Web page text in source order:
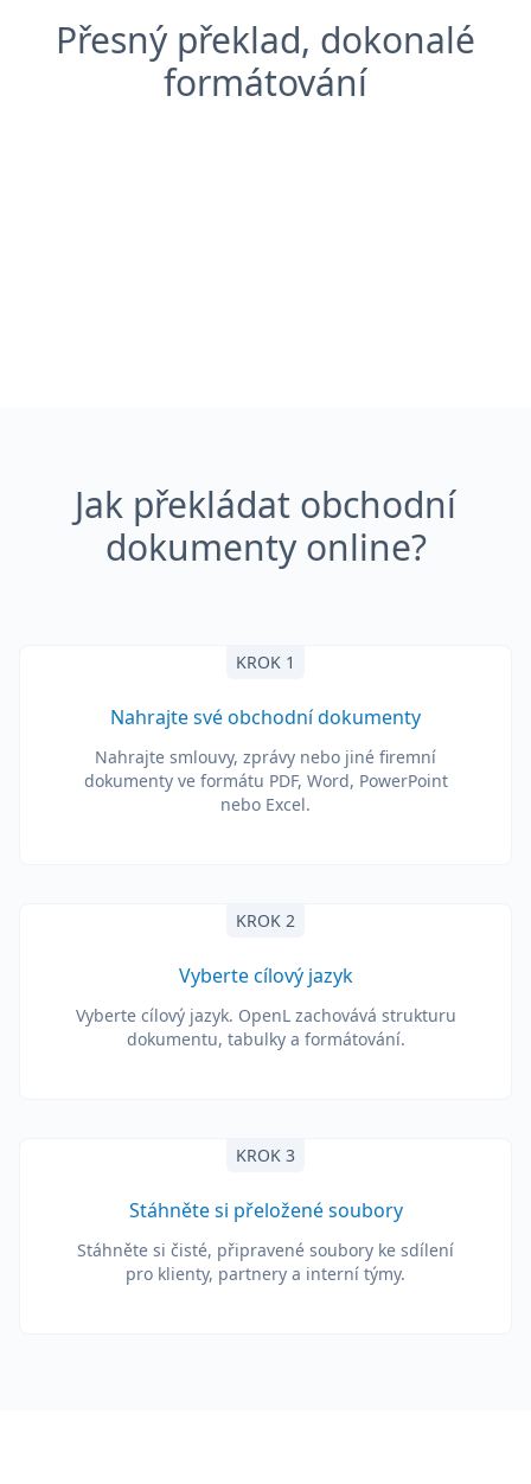
Přesný překlad, dokonalé
formátování
Jak překládat obchodní
dokumenty online?
KROK 1
Nahrajte své obchodní dokumenty
Nahrajte smlouvy, zprávy nebo jiné firemní
dokumenty ve formátu PDF, Word, PowerPoint
nebo Excel.
KROK 2
Vyberte cílový jazyk
Vyberte cílový jazyk. OpenL zachovává strukturu
dokumentu, tabulky a formátování.
KROK 3
Stáhněte si přeložené soubory
Stáhněte si čisté, připravené soubory ke sdílení
pro klienty, partnery a interní týmy.